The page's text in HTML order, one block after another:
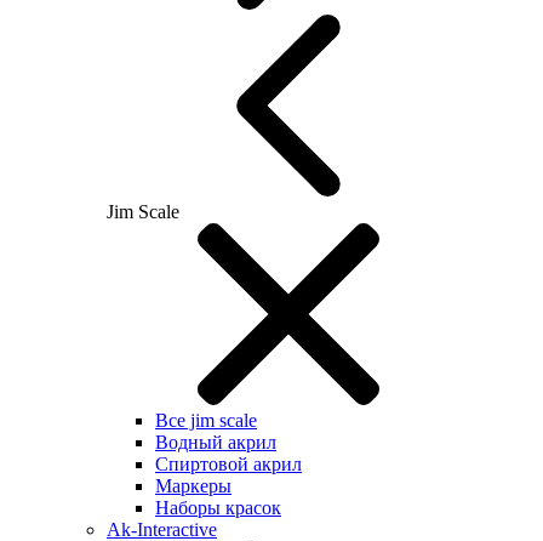
Jim Scale
Все jim scale
Водный акрил
Спиртовой акрил
Маркеры
Наборы красок
Ak-Interactive